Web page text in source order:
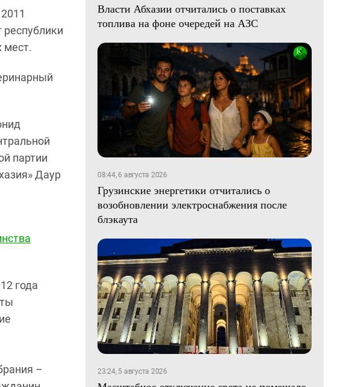
республики
мест.
партии
Даур
года
–
Власти Абхазии отчитались о поставках
топлива на фоне очередей на АЗС
08:44, 6 августа 2026
Грузинские энергетики отчитались о
возобновлении электроснабжения после
блэкаута
23:24, 5 августа 2026